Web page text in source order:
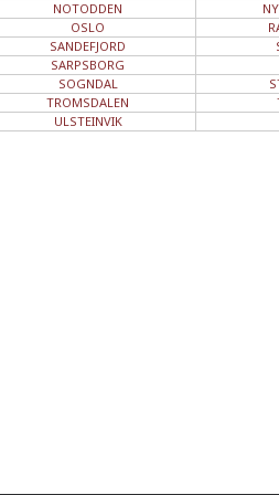
NOTODDEN
OSLO
SANDEFJORD
SARPSBORG
SOGNDAL
TROMSDALEN
ULSTEINVIK